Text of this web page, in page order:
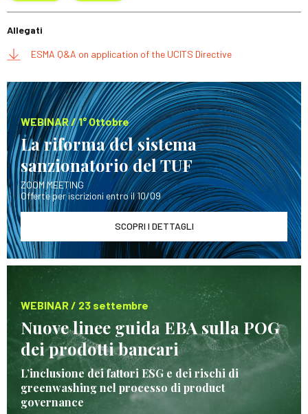
Allegati
ESMA Q&A on application of the UCITS Directive
WEBINAR / 1° Ottobre
La riforma del sistema
sanzionatorio del TUF
ZOOM MEETING
Offerte per iscrizioni entro il 10/09
SCOPRI I DETTAGLI
WEBINAR / 23 settembre
Nuove linee guida EBA sulla POG
dei prodotti bancari
L’inclusione dei fattori ESG e dei rischi di
greenwashing nel processo di product
governance